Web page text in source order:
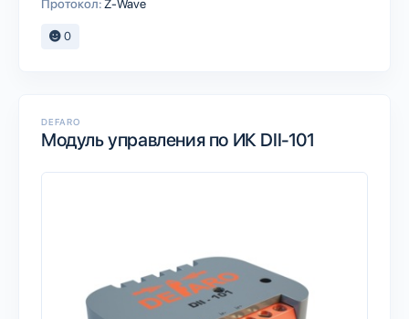
Протокол: Z-Wave
0
DEFARO
Модуль управления по ИК DII-101